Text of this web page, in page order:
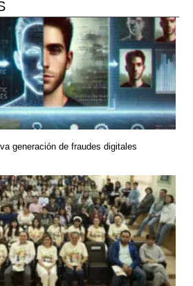
generación de fraudes digitales